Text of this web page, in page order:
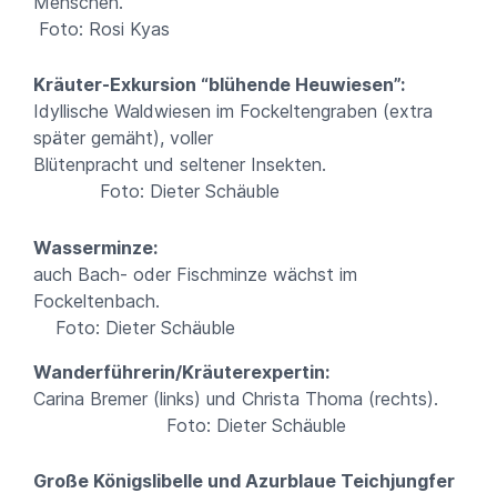
Foto: Rosi Kyas
Kräuter-Exkursion “blühende Heuwiesen”:
Idyllische Waldwiesen im Fockeltengraben (extra
später gemäht), voller
Blütenpracht und seltener Insekten.
Foto: Dieter Schäuble
Wasserminze:
auch Bach- oder Fischminze wächst im
Fockeltenbach.
Foto: Dieter Schäuble
Wanderführerin/Kräuterexpertin:
Carina Bremer (links) und Christa Thoma (rechts).
Foto: Dieter Schäuble
Große Königslibelle und Azurblaue Teichjungfer